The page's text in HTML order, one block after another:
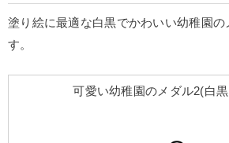
塗り絵に最適な白黒でかわいい幼稚園
す。
可愛い幼稚園のメダル2(白